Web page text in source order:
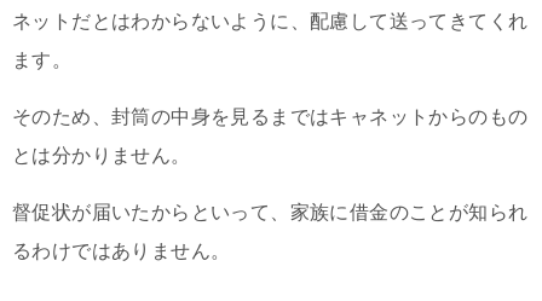
ネットだとはわからないように、配慮して送ってきてくれ
ます。
そのため、封筒の中身を見るまではキャネットからのもの
とは分かりません。
督促状が届いたからといって、家族に借金のことが知られ
るわけではありません。